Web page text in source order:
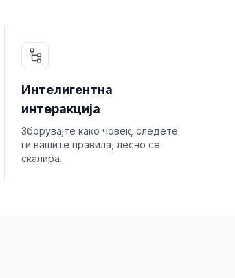
Интелигентна
интеракција
Зборувајте како човек, следете
ги вашите правила, лесно се
скалира.